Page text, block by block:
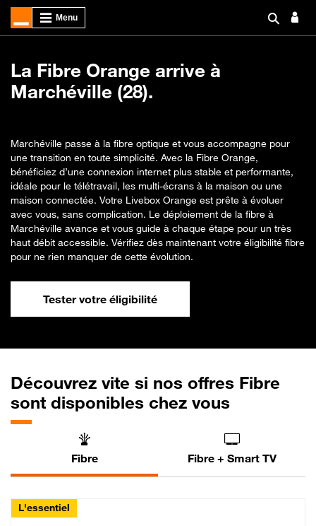
La Fibre Orange arrive à
Marchéville (28).
Marchéville passe à la fibre optique et vous accompagne pour
une transition en toute simplicité. Avec la Fibre Orange,
bénéficiez d’une connexion internet plus stable et performante,
idéale pour le télétravail, les multi-écrans à la maison ou une
maison connectée. Votre Livebox Orange est prête à évoluer
avec vous, sans complication. Le déploiement de la fibre à
Marchéville avance et vous guide à chaque étape pour un très
haut débit accessible. Vérifiez dès maintenant votre éligibilité fibre
pour ne rien manquer de cette évolution.
Tester votre éligibilité
Découvrez vite si nos offres Fibre
sont disponibles chez vous
Fibre Fibre + Smart TV
L'essentiel